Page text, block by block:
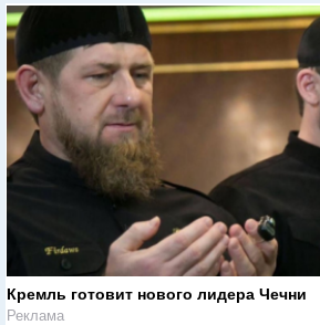
Кремль готовит нового лидера Чечни
Реклама